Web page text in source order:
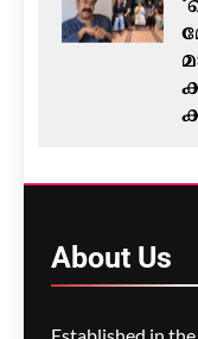
About Us
Established in